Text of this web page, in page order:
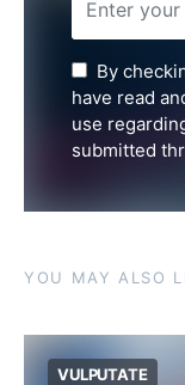
By
have read
use
submitted
YOU MAY ALSO
VULPUTATE